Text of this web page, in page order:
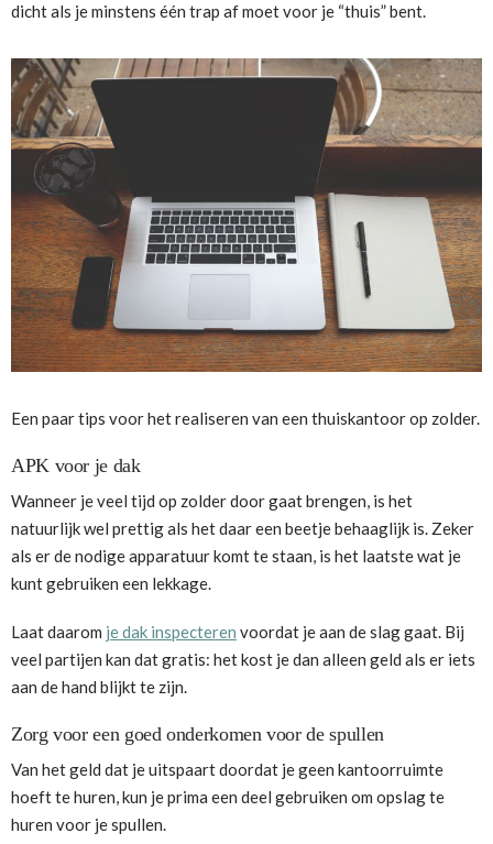
dicht als je minstens één trap af moet voor je “thuis” bent.
Een paar tips voor het realiseren van een thuiskantoor op zolder.
APK voor je dak
Wanneer je veel tijd op zolder door gaat brengen, is het
natuurlijk wel prettig als het daar een beetje behaaglijk is. Zeker
als er de nodige apparatuur komt te staan, is het laatste wat je
kunt gebruiken een lekkage.
Laat daarom je dak inspecteren voordat je aan de slag gaat. Bij
veel partijen kan dat gratis: het kost je dan alleen geld als er iets
aan de hand blijkt te zijn.
Zorg voor een goed onderkomen voor de spullen
Van het geld dat je uitspaart doordat je geen kantoorruimte
hoeft te huren, kun je prima een deel gebruiken om opslag te
huren voor je spullen.